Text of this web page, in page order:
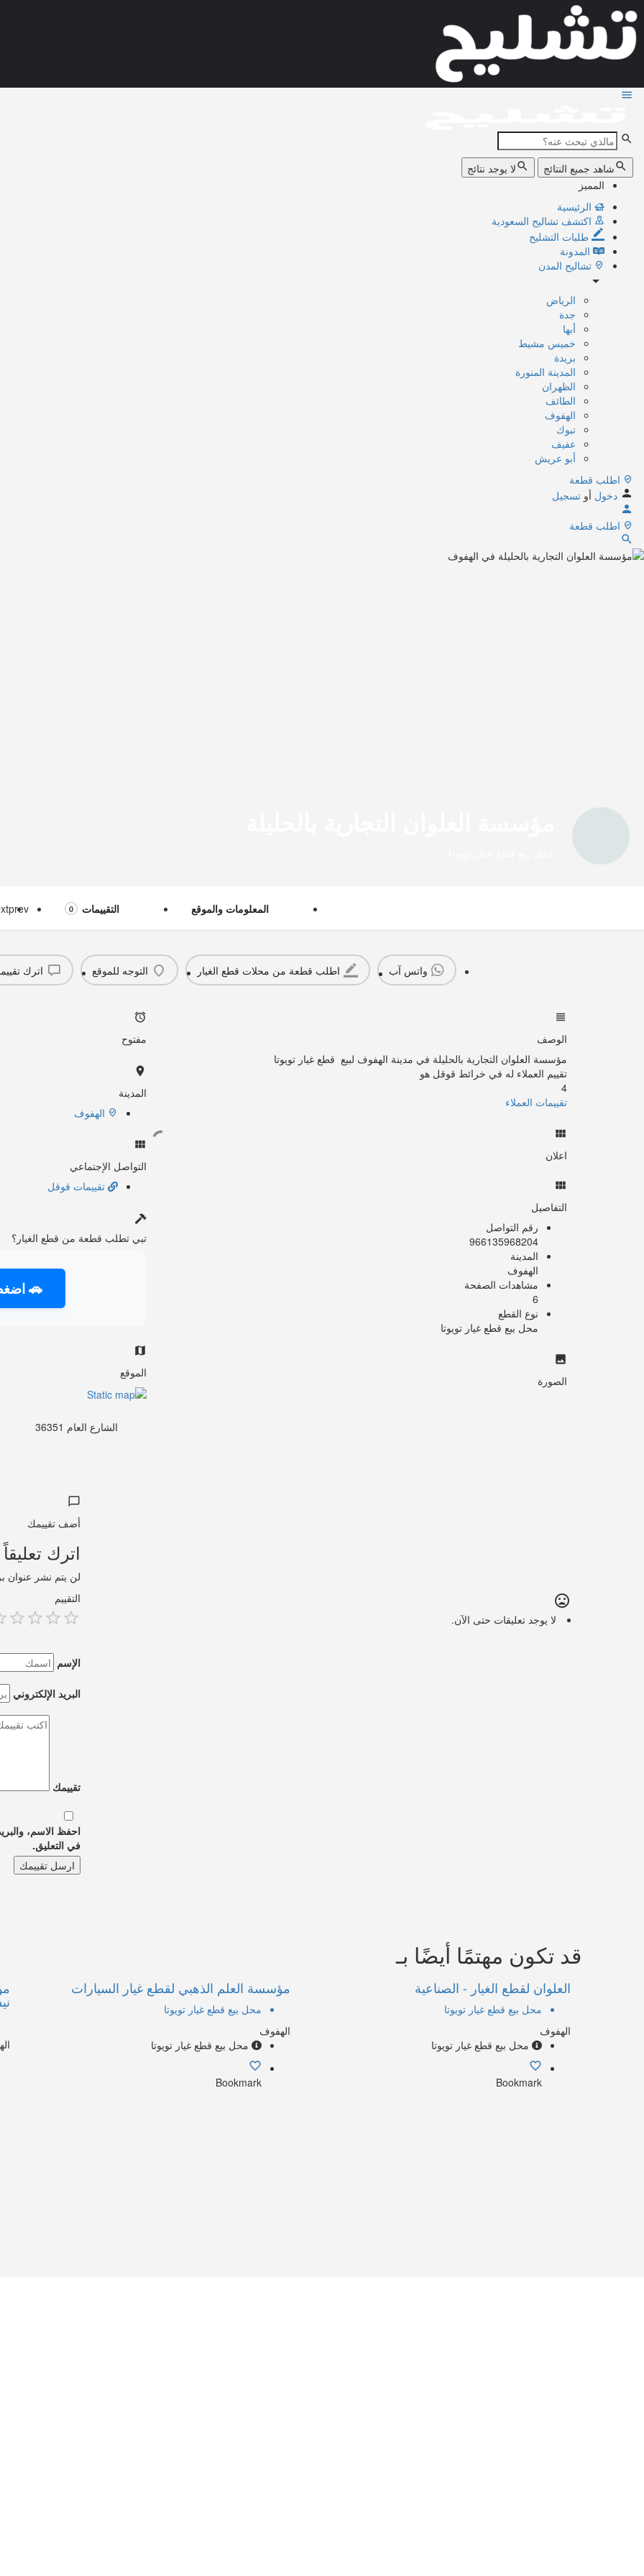
شاهد جميع النتائج
لا يوجد نتائج
المميز
الرئيسية
اكتشف تشاليح السعودية
طلبات التشليح
المدونة
تشاليح المدن
الرياض
جدة
أبها
خميس مشيط
بريدة
المدينة المنورة
الظهران
الطائف
الهفوف
تبوك
عفيف
أبو عريش
اطلب قطعة
دخول أو تسجيل
اطلب قطعة
المعلومات والموقع التقييمات 0
prev
واتس آب اطلب قطعة من محلات قطع الغيار التوجه للموقع اترك
الوصف
مؤسسة العلوان التجارية بالحليلة في مدينة الهفوف لبيع قطع غيار تويوتا
تقييم العملاء له في خرائط قوقل هو
4
تقييمات العملاء
اعلان
التفاصيل
رقم التواصل
966135968204
المدينة
الهفوف
مشاهدات الصفحة
6
نوع القطع
محل بيع قطع غيار تويوتا
الصورة
مفتوح
المدينة
الهفوف
التواصل الإجتماعي
تقييمات قوقل
تبي تطلب قطعة من قطع الغيار؟
🚗
الموقع
الشارع العام 36351
لا يوجد تعليقات حتى الآن.
أضف تقييمك
اترك تعليقاً
لن يتم نشر عنوان
التقييم
الإسم
البريد الإلكتروني
تقييمك
احفظ الاسم،
في التعليق.
ارسل تقييمك
قد تكون مهتمًا أيضًا بـ
العلوان لقطع الغيار - الصناعية
محل بيع قطع غيار تويوتا
الهفوف
محل بيع قطع غيار تويوتا
Bookmark
مؤسسة العلم الذهبي لقطع غيار السيارات
محل بيع قطع غيار تويوتا
الهفوف
محل بيع قطع غيار تويوتا
Bookmark